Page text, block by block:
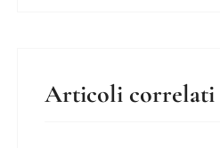
Articoli correlati